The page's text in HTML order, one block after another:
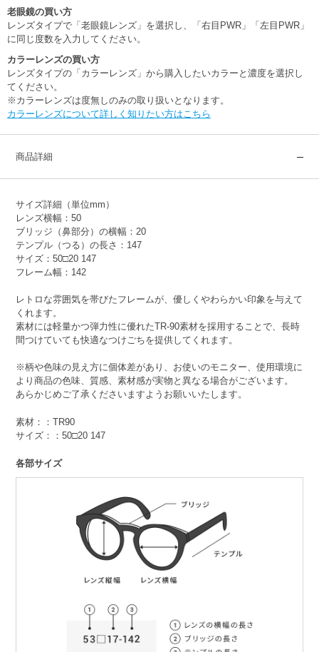
老眼鏡の買い方
レンズタイプで「老眼鏡レンズ」を選択し、「右目PWR」「左目PWR」
に同じ度数を入力してください。
カラーレンズの買い方
レンズタイプの「カラーレンズ」から購入したいカラーと濃度を選択し
てください。
※カラーレンズは度無しのみの取り扱いとなります。
カラーレンズについて詳しく知りたい方はこちら
商品詳細
サイズ詳細（単位mm）
レンズ横幅：50
ブリッジ（鼻部分）の横幅：20
テンプル（つる）の長さ：147
サイズ：50□20 147
フレーム幅：142
レトロな雰囲気を帯びたフレームが、優しくやわらかい印象を与えて
くれます。
素材には軽量かつ弾力性に優れたTR-90素材を採用することで、長時
間つけていても快適なつけごちを提供してくれます。
※柄や色味の見え方に個体差があり、お使いのモニター、使用環境に
より商品の色味、質感、素材感が実物と異なる場合がございます。
あらかじめご了承くださいますようお願いいたします。
素材：：TR90
サイズ：：50□20 147
各部サイズ